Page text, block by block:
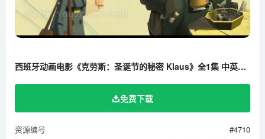
西班牙动画电影《克劳斯：圣诞节的秘密 Klaus》全1集 中英双语 1080P/MP4/1.66G 百度云网盘下载
免费下载
资源编号
#4710